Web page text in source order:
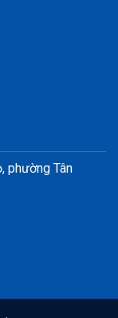
phường Tân